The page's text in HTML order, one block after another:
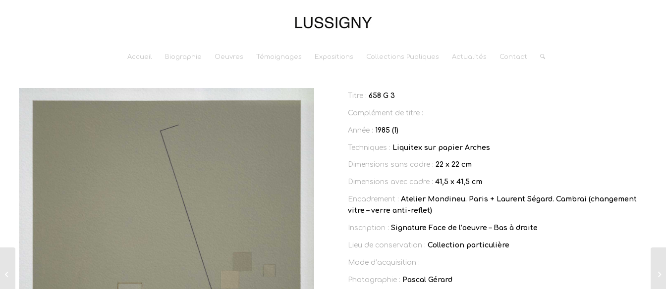
Accueil Biographie Oeuvres Témoignages Expositions Collections Publiques Actualités Contact
Titre : 658 G 3
Complément de titre :
Année : 1985 (1)
Techniques : Liquitex sur papier Arches
Dimensions sans cadre : 22 x 22 cm
Dimensions avec cadre : 41,5 x 41,5 cm
Encadrement : Atelier Mondineu. Paris + Laurent Ségard. Cambrai (changement
vitre – verre anti-reflet)
Inscription : Signature Face de l’oeuvre – Bas à droite
Lieu de conservation : Collection particulière
Mode d’acquisition :
Photographie : Pascal Gérard